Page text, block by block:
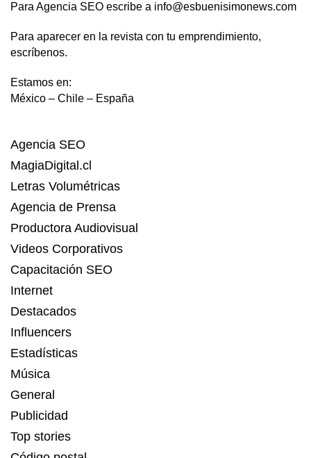
Para Agencia SEO escribe a info@esbuenisimonews.com
Para aparecer en la revista con tu emprendimiento,
escríbenos.
Estamos en:
México – Chile – España
Agencia SEO
MagiaDigital.cl
Letras Volumétricas
Agencia de Prensa
Productora Audiovisual
Videos Corporativos
Capacitación SEO
Internet
Destacados
Influencers
Estadísticas
Música
General
Publicidad
Top stories